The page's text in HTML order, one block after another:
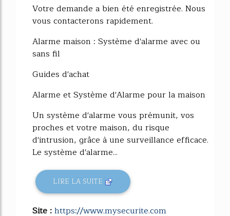
Votre demande a bien été enregistrée. Nous
vous contacterons rapidement.
Alarme maison : Système d'alarme avec ou
sans fil
Guides d'achat
Alarme et Système d'Alarme pour la maison
Un système d'alarme vous prémunit, vos
proches et votre maison, du risque
d'intrusion, grâce à une surveillance efficace.
Le système d'alarme...
LIRE LA SUITE
Site :https://www.mysecurite.com